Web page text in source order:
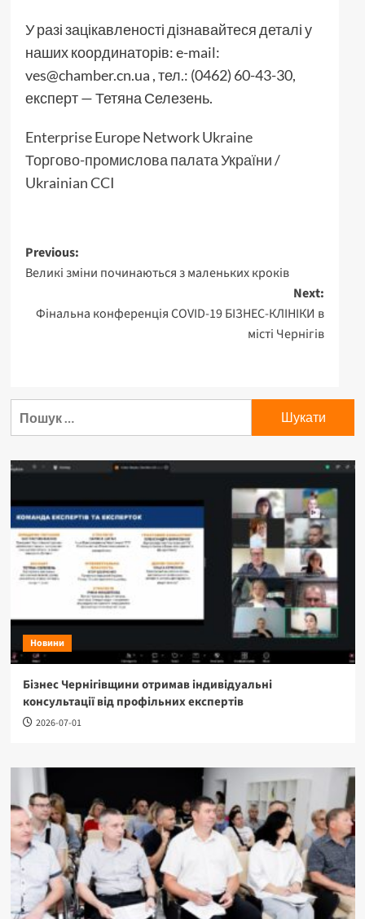
У разі зацікавленості дізнавайтеся деталі у
наших координаторів: e-mail:
ves@chamber.cn.ua , тел.: (0462) 60-43-30,
експерт — Тетяна Селезень.
Enterprise Europe Network Ukraine
Торгово-промислова палата України /
Ukrainian CCI
Post
navigation
Previous:
Великі зміни починаються з маленьких кроків
Next:
Фінальна конференція COVID-19 БІЗНЕС-КЛІНІКИ в
місті Чернігів
Новини
Бізнес Чернігівщини отримав індивідуальні
консультації від профільних експертів
2026-07-01